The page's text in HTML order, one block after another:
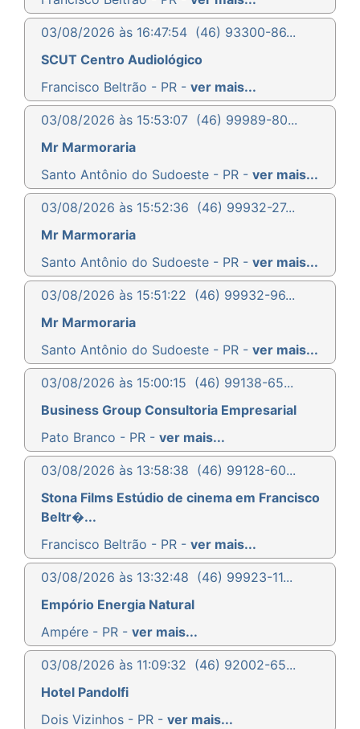
03/08/2026 às 16:47:54 (46) 93300-86...
SCUT Centro Audiológico
Francisco Beltrão - PR - ver mais...
03/08/2026 às 15:53:07 (46) 99989-80...
Mr Marmoraria
Santo Antônio do Sudoeste - PR - ver mais...
03/08/2026 às 15:52:36 (46) 99932-27...
Mr Marmoraria
Santo Antônio do Sudoeste - PR - ver mais...
03/08/2026 às 15:51:22 (46) 99932-96...
Mr Marmoraria
Santo Antônio do Sudoeste - PR - ver mais...
03/08/2026 às 15:00:15 (46) 99138-65...
Business Group Consultoria Empresarial
Pato Branco - PR - ver mais...
03/08/2026 às 13:58:38 (46) 99128-60...
Stona Films Estúdio de cinema em Francisco
Beltr�...
Francisco Beltrão - PR - ver mais...
03/08/2026 às 13:32:48 (46) 99923-11...
Empório Energia Natural
Ampére - PR - ver mais...
03/08/2026 às 11:09:32 (46) 92002-65...
Hotel Pandolfi
Dois Vizinhos - PR - ver mais...